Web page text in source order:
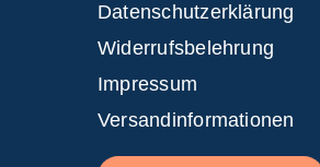
Datenschutzerklärung
Widerrufsbelehrung
Impressum
Versandinformationen